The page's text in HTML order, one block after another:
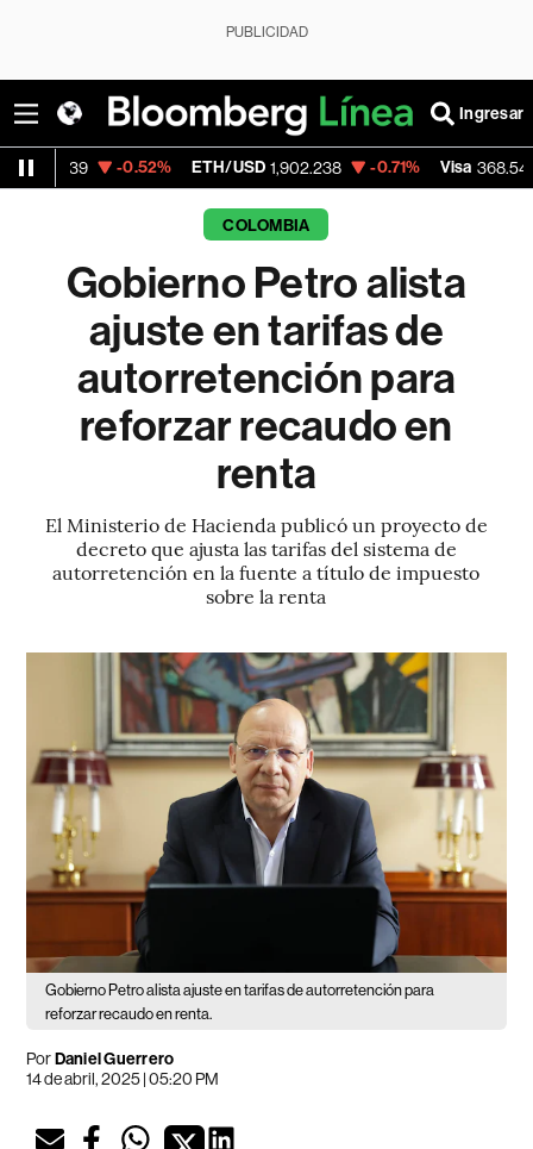
PUBLICIDAD
Ingresar
-0.52% ETH/USD 1,902.238 -0.71% Visa 368.54 -0.28%
COLOMBIA
Gobierno Petro alista
ajuste en tarifas de
autorretención para
reforzar recaudo en
renta
El Ministerio de Hacienda publicó un proyecto de
decreto que ajusta las tarifas del sistema de
autorretención en la fuente a título de impuesto
sobre la renta
Gobierno Petro alista ajuste en tarifas de autorretención para
reforzar recaudo en renta.
PorDaniel Guerrero
14 de abril, 2025 | 05:20 PM